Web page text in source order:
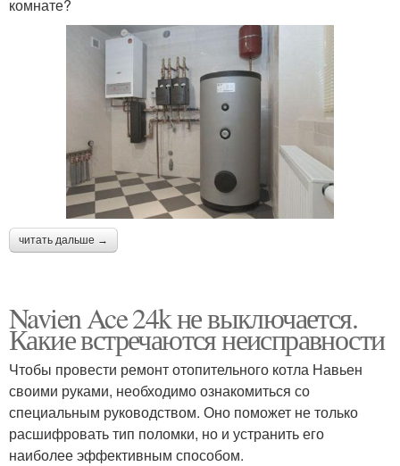
комнате?
читать дальше →
Navien Ace 24k не выключается.
Какие встречаются неисправности
Чтобы провести ремонт отопительного котла Навьен
своими руками, необходимо ознакомиться со
специальным руководством. Оно поможет не только
расшифровать тип поломки, но и устранить его
наиболее эффективным способом.